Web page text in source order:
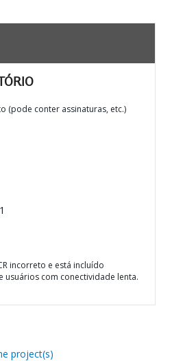
(pode conter assinaturas, etc.)
incorreto e está incluído
usuários com conectividade lenta.
project(s)